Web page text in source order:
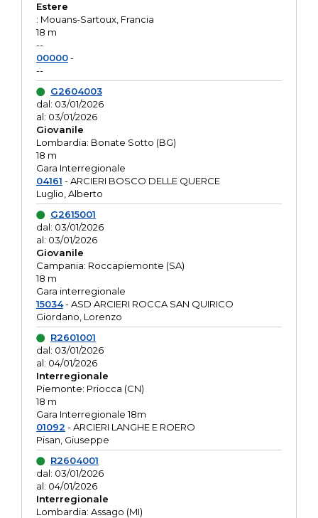
Estere
: Mouans-Sartoux, Francia
18 m
--
00000-
--
G2604003
dal: 03/01/2026
al: 03/01/2026
Giovanile
Lombardia: Bonate Sotto (BG)
18 m
Gara Interregionale
04161 - ARCIERI BOSCO DELLE QUERCE
Luglio, Alberto
G2615001
dal: 03/01/2026
al: 03/01/2026
Giovanile
Campania: Roccapiemonte (SA)
18 m
Gara interregionale
15034- ASD ARCIERI ROCCA SAN QUIRICO
Giordano, Lorenzo
R2601001
dal: 03/01/2026
al: 04/01/2026
Interregionale
Piemonte: Priocca (CN)
18 m
Gara Interregionale 18m
01092 - ARCIERI LANGHE E ROERO
Pisan, Giuseppe
R2604001
dal: 03/01/2026
al: 04/01/2026
Interregionale
Lombardia: Assago (MI)